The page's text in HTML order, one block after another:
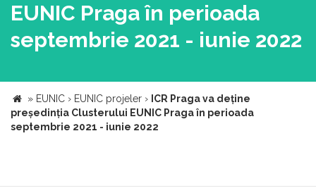
EUNIC Praga în perioada
septembrie 2021 - iunie 2022
» EUNIC › EUNIC projeler › ICR Praga va deține
președinția Clusterului EUNIC Praga în perioada
septembrie 2021 - iunie 2022